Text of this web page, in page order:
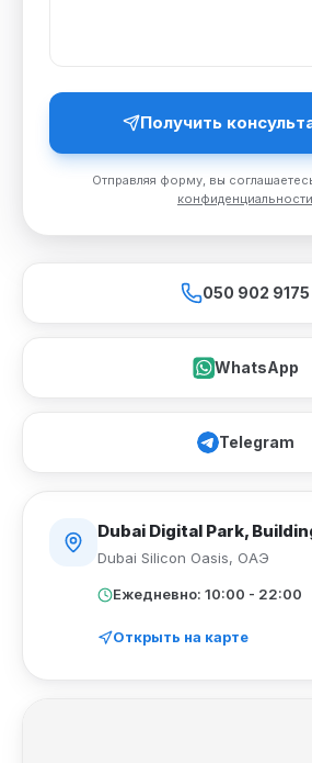
050 902 9175
WhatsApp
Telegram
Dubai Digital Park,
Dubai Silicon Oasis, ОАЭ
Ежедневно: 10:00 - 22:00
Открыть на карте
Получить
Отправляя форму, вы
конфиденциальности